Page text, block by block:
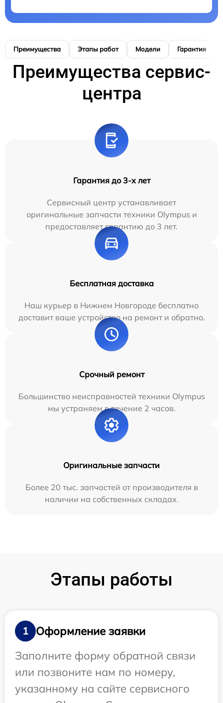
Преимущества Этапы работ Модели Гарантия
Преимущества сервис-
центра
Гарантия до 3-х лет
Сервисный центр устанавливает
оригинальные запчасти техники Olympus и
предоставляет гарантию до 3 лет.
Бесплатная доставка
Наш курьер в Нижнем Новгороде бесплатно
доставит ваше устройство на ремонт и обратно.
Срочный ремонт
Большинство неисправностей техники Olympus
мы устраняем в течение 2 часов.
Оригинальные запчасти
Более 20 тыс. запчастей от производителя в
наличии на собственных складах.
Этапы работы
1
Оформление заявки
Заполните форму обратной связи
или позвоните нам по номеру,
указанному на сайте сервисного